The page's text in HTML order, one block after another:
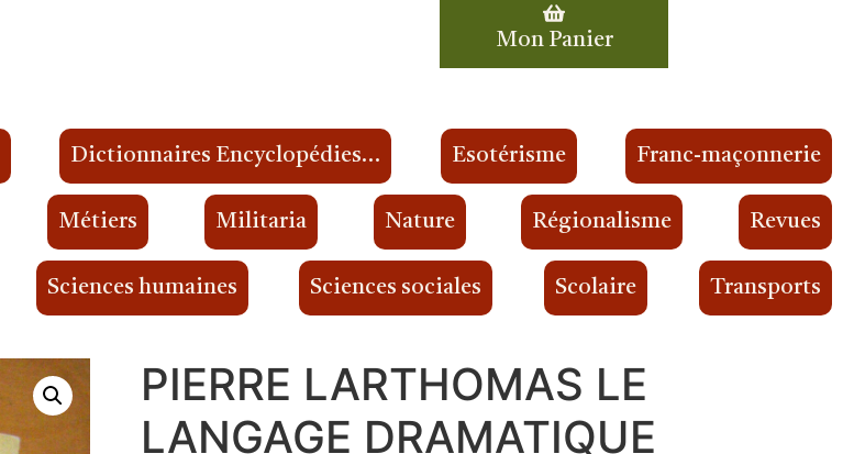
Mon Panier
Dictionnaires Encyclopédies… Esotérisme Franc-maçonnerie
Métiers Militaria Nature Régionalisme Revues
Sciences humaines Sciences sociales Scolaire Transports
PIERRE LARTHOMAS LE
LANGAGE DRAMATIQUE